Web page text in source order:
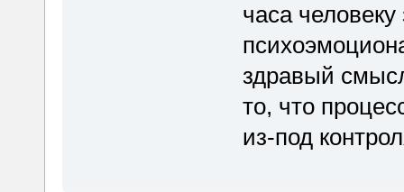
часа
здравый
то, что
из-под